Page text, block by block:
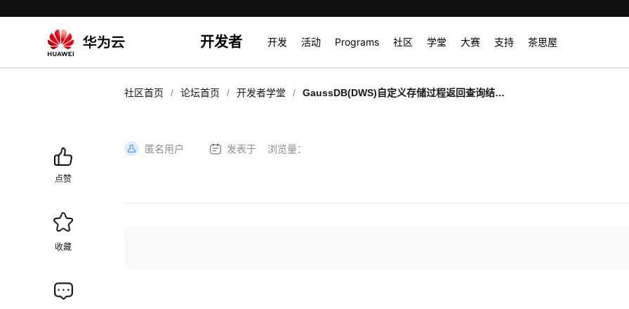
开发者 开发 活动 Programs 社区 学堂 大赛 支持 茶思屋
社区首页 / 论坛首页 / 开发者学堂 /
GaussDB(DWS)自定义存储过程返回查询结果
点赞
收藏
匿名用户 发表于 浏览量：